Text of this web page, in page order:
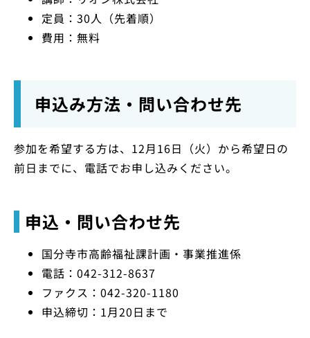
定員：30人（先着順）
費用：無料
申込み方法・問い合わせ先
参加を希望する方は、12月16日（火）から希望日の
前日までに、電話でお申し込みください。
申込・問い合わせ先
国分寺市高齢福祉課計画・事業推進係
電話：042-312-8637
ファクス：042-320-1180
申込締切：1月20日まで